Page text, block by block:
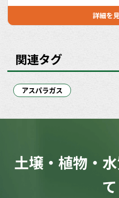
品い
ヤー
詳細を
関連タグ
アスパラガス
土壌・植物・
て